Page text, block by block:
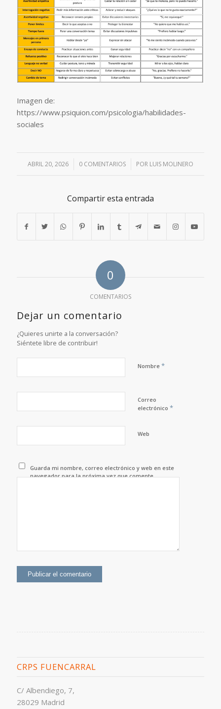
Imagen de:
https://www.psiquion.com/psicologia/habilidades-
sociales
ABRIL 20, 2026
/ 0 COMENTARIOS
/ POR LUIS MOLINERO
Compartir esta entrada
0
COMENTARIOS
Dejar un comentario
¿Quieres unirte a la conversación?
Siéntete libre de contribuir!
Nombre *
Correo
electrónico *
Web
Guarda mi nombre, correo electrónico y web en este
navegador para la próxima vez que comente.
CRPS FUENCARRAL
C/ Albendiego, 7,
28029 Madrid